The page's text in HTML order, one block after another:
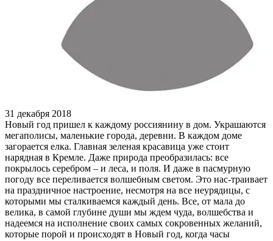
31 декабря 2018
Новый год пришел к каждому россиянину в дом. Украшаются
мегаполисы, маленькие города, деревни. В каждом доме
загорается елка. Главная зеленая красавица уже стоит
нарядная в Кремле. Даже природа преобразилась: все
покрылось серебром – и леса, и поля. И даже в пасмурную
погоду все переливается волшебным светом. Это нас-траивает
на праздничное настроение, несмотря на все неурядицы, с
которыми мы сталкиваемся каждый день. Все, от мала до
велика, в самой глубине души мы ждем чуда, волшебства и
надеемся на исполнение своих самых сокровенных желаний,
которые порой и происходят в Новый год, когда часы